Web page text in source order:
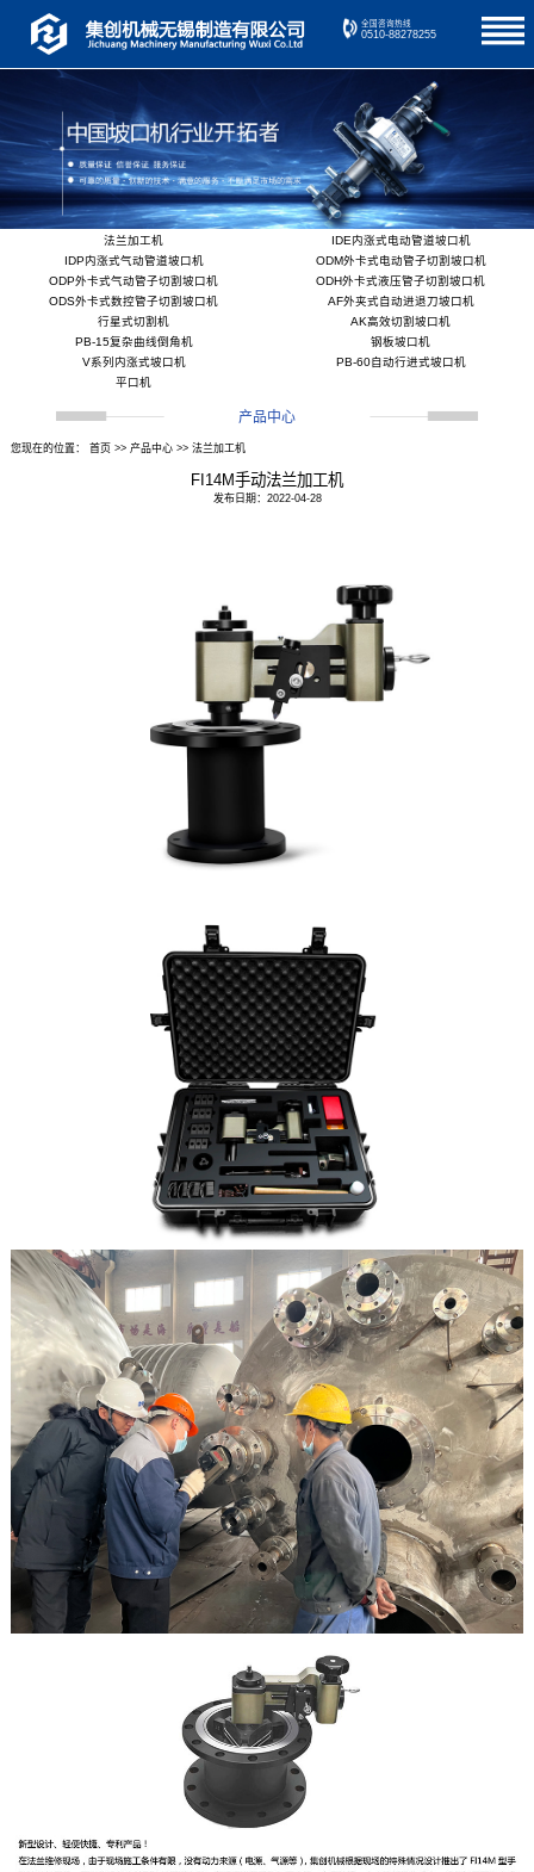
全国咨询热线
0510-88278255
法兰加工机
IDE内涨式电动管道坡口机
IDP内涨式气动管道坡口机
ODM外卡式电动管子切割坡口机
ODP外卡式气动管子切割坡口机
ODH外卡式液压管子切割坡口机
ODS外卡式数控管子切割坡口机
AF外夹式自动进退刀坡口机
行星式切割机
AK高效切割坡口机
PB-15复杂曲线倒角机
钢板坡口机
V系列内涨式坡口机
PB-60自动行进式坡口机
平口机
产品中心
您现在的位置： 首页 >> 产品中心>> 法兰加工机
FI14M手动法兰加工机
发布日期：2022-04-28